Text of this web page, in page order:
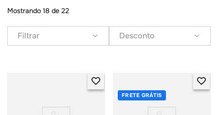
Mostrando 18 de 22
Filtrar Desconto
FRETE GRÁTIS